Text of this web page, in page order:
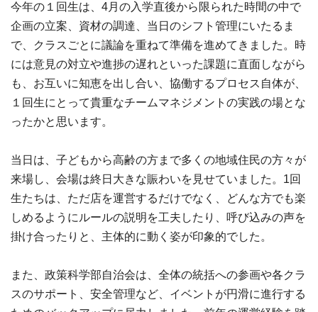
今年の１回生は、4月の入学直後から限られた時間の中で
企画の立案、資材の調達、当日のシフト管理にいたるま
で、クラスごとに議論を重ねて準備を進めてきました。時
には意見の対立や進捗の遅れといった課題に直面しながら
も、お互いに知恵を出し合い、協働するプロセス自体が、
１回生にとって貴重なチームマネジメントの実践の場とな
ったかと思います。
当日は、子どもから高齢の方まで多くの地域住民の方々が
来場し、会場は終日大きな賑わいを見せていました。1回
生たちは、ただ店を運営するだけでなく、どんな方でも楽
しめるようにルールの説明を工夫したり、呼び込みの声を
掛け合ったりと、主体的に動く姿が印象的でした。
また、政策科学部自治会は、全体の統括への参画や各クラ
スのサポート、安全管理など、イベントが円滑に進行する